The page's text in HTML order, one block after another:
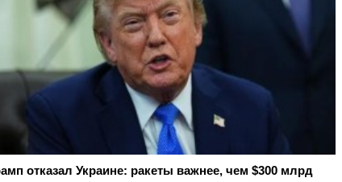
отказал Украине: ракеты важнее, чем $300 млрд